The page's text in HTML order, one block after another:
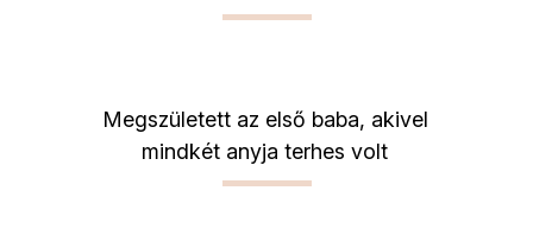
Megszületett az első baba, akivel
mindkét anyja terhes volt